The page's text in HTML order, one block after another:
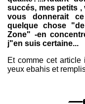
succés, mes petits
vous donnerait
quelque chose
Zone" -en
j"en suis certaine...
Et comme cet
yeux ebahis et